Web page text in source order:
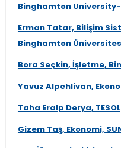
Binghamton University-
Erman Tatar, Bilişim
Binghamton
Bora Seçkin, İşletme,
Yavuz Alpehlivan,
Taha Eralp Derya,
Gizem Taş, Ekonomi,